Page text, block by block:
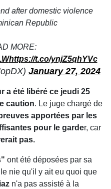
after domestic violence
Republic
MORE:
https://t.co/ynjZ5qhYVc
January 27, 2024
a été libéré ce jeudi 25
caution. Le juge chargé de
apportées par les
pour le garder, car
pas.
ont été déposées par sa
nie qu'il y ait eu quoi que
n'a pas assisté à la